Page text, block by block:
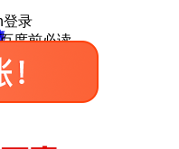
登录
度前必读